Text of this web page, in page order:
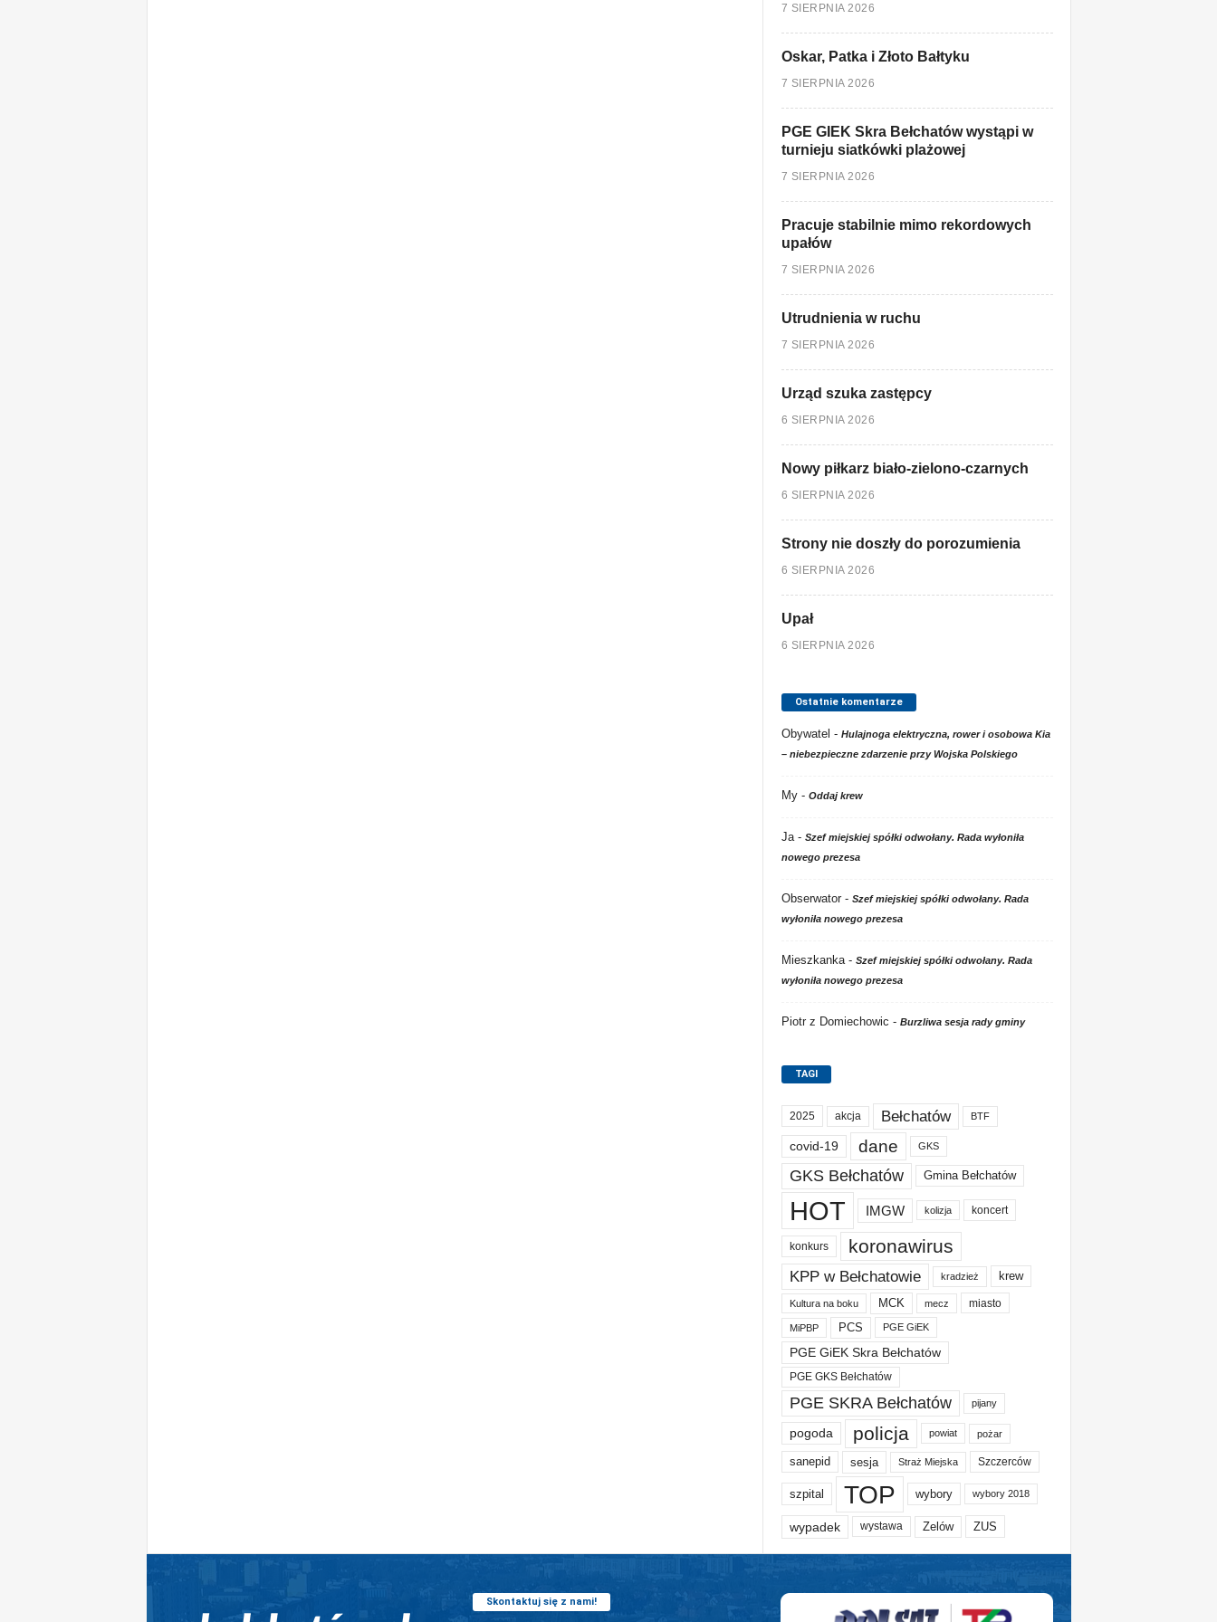
7 SIERPNIA 2026
Oskar, Patka i Złoto Bałtyku
7 SIERPNIA 2026
PGE GIEK Skra Bełchatów wystąpi w
turnieju siatkówki plażowej
7 SIERPNIA 2026
Pracuje stabilnie mimo rekordowych
upałów
7 SIERPNIA 2026
Utrudnienia w ruchu
7 SIERPNIA 2026
Urząd szuka zastępcy
6 SIERPNIA 2026
Nowy piłkarz biało-zielono-czarnych
6 SIERPNIA 2026
Strony nie doszły do porozumienia
6 SIERPNIA 2026
Upał
6 SIERPNIA 2026
Ostatnie komentarze
Obywatel - Hulajnoga elektryczna, rower i osobowa Kia
– niebezpieczne zdarzenie przy Wojska Polskiego
My- Oddaj krew
Ja- Szef miejskiej spółki odwołany. Rada wyłoniła
nowego prezesa
Obserwator- Szef miejskiej spółki odwołany. Rada
wyłoniła nowego prezesa
Mieszkanka- Szef miejskiej spółki odwołany. Rada
wyłoniła nowego prezesa
Piotr z Domiechowic - Burzliwa sesja rady gminy
TAGI
2025 akcja Bełchatów BTF
covid-19 dane GKS
GKS Bełchatów Gmina Bełchatów
HOT IMGW kolizja koncert
konkurs koronawirus
KPP w Bełchatowie kradzież krew
Kultura na boku MCK mecz miasto
MiPBP PCS PGE GiEK
PGE GiEK Skra Bełchatów
PGE GKS Bełchatów
PGE SKRA Bełchatów pijany
pogoda policja powiat pożar
sanepid sesja Straż Miejska Szczerców
szpital TOP wybory wybory 2018
wypadek wystawa Zelów ZUS
Skontaktuj się z nami!